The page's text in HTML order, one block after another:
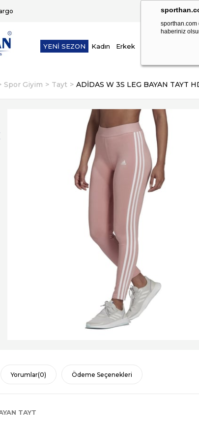
sporthan.com
haberiniz
YENİ SEZON Kadın Erkek
Spor Giyim Tayt ADİDAS W 3S LEG BAYAN TAYT
Yorumlar(0) Ödeme Seçenekleri
TAYT
Aynı Gün Kargo !